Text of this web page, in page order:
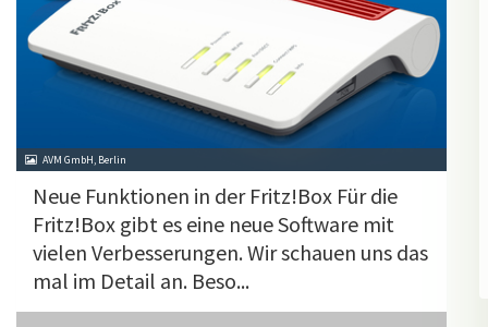
AVM GmbH, Berlin
Neue Funktionen in der Fritz!Box Für die
Fritz!Box gibt es eine neue Software mit
vielen Verbesserungen. Wir schauen uns das
mal im Detail an. Beso...